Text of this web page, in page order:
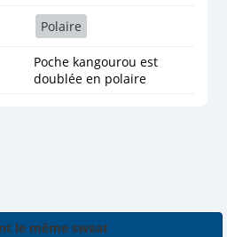
Polaire
Poche kangourou est
doublée en polaire
le même sweat